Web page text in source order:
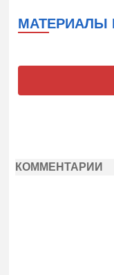
МАТЕРИАЛЫ
КОММЕНТАРИИ